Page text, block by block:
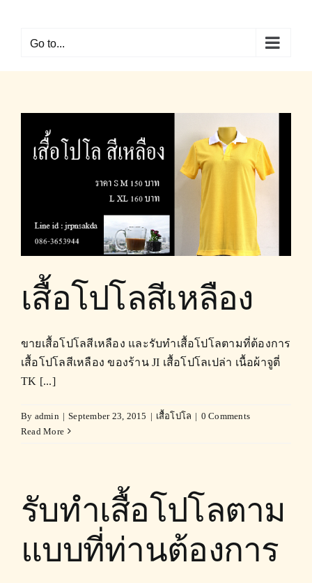
contentGo to...
เสื้อโปโลสีเหลือง
ขายเสื้อโปโลสีเหลือง และรับทำเสื้อโปโลตามที่ต้องการ
เสื้อโปโลสีเหลือง ของร้าน JI เสื้อโปโลเปล่า เนื้อผ้าจูตี่
TK [...]
By admin | September 23, 2015 | เสื้อโปโล | 0 Comments
Read More
รับทำเสื้อโปโลตาม
แบบที่ท่านต้องการ